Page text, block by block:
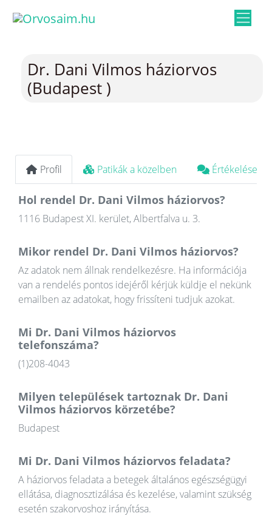
Dr. Dani Vilmos háziorvos
(Budapest )
Profil Patikák a közelben Értékelések
Hol rendel Dr. Dani Vilmos háziorvos?
1116 Budapest XI. kerület, Albertfalva u. 3.
Mikor rendel Dr. Dani Vilmos háziorvos?
Az adatok nem állnak rendelkezésre. Ha információja
van a rendelés pontos idejéről kérjük küldje el nekünk
emailben az adatokat, hogy frissíteni tudjuk azokat.
Mi Dr. Dani Vilmos háziorvos
telefonszáma?
(1)208-4043
Milyen települések tartoznak Dr. Dani
Vilmos háziorvos körzetébe?
Budapest
Mi Dr. Dani Vilmos háziorvos feladata?
A háziorvos feladata a betegek általános egészségügyi
ellátása, diagnosztizálása és kezelése, valamint szükség
esetén szakorvoshoz irányítása.